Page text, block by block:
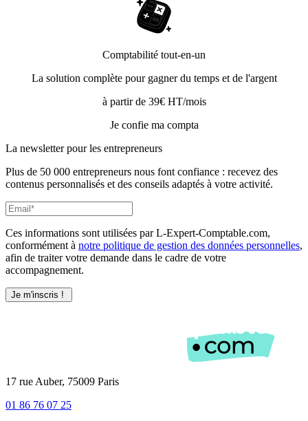
Comptabilité tout-en-un
La solution complète pour gagner du temps et de l'argent
à partir de 39€ HT/mois
Je confie ma compta
La newsletter pour les entrepreneurs
Plus de 50 000 entrepreneurs nous font confiance : recevez des
contenus personnalisés et des conseils adaptés à votre activité.
Ces informations sont utilisées par L-Expert-Comptable.com,
conformément à notre politique de gestion des données personnelles,
afin de traiter votre demande dans le cadre de votre
accompagnement.
17 rue Auber, 75009 Paris
01 86 76 07 25